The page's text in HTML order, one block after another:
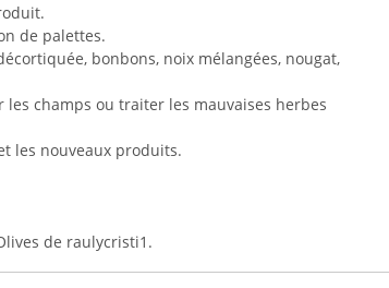
de palettes.
bonbons, noix mélangées, nougat,
champs ou traiter les mauvaises herbes
les nouveaux produits.
de raulycristi1.